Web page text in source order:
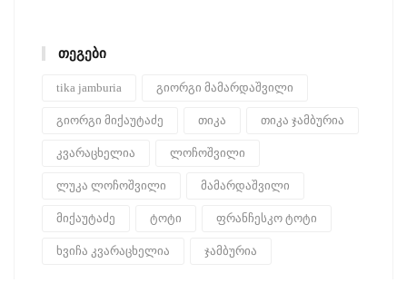
ᲗᲔᲒᲔᲑᲘ
tika jamburia გიორგი მამარდაშვილი
გიორგი მიქაუტაძე თიკა თიკა ჯამბურია
კვარაცხელია ლოჩოშვილი
ლუკა ლოჩოშვილი მამარდაშვილი
მიქაუტაძე ტოტი ფრანჩესკო ტოტი
ხვიჩა კვარაცხელია ჯამბურია